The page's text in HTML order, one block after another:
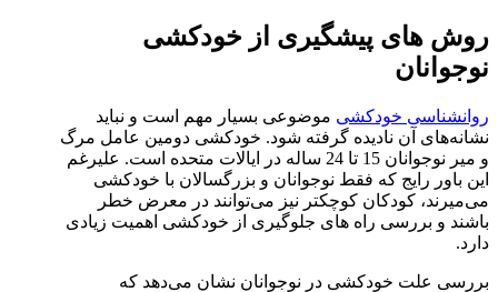
روش‌ های پیشگیری از خودکشی
نوجوانان
روانشناسی خودکشی موضوعی بسیار مهم است و نباید
نشانه‌های آن نادیده گرفته شود. خودکشی دومین عامل مرگ
و میر نوجوانان 15 تا 24 ساله در ایالات متحده است. علیرغم
این باور رایج که فقط نوجوانان و بزرگسالان با خودکشی
می‌میرند، کودکان کوچکتر نیز می‌توانند در معرض خطر
باشند و بررسی راه های جلوگیری از خودکشی اهمیت زیادی
دارد.
بررسی علت خودکشی در نوجوانان نشان می‌دهد که